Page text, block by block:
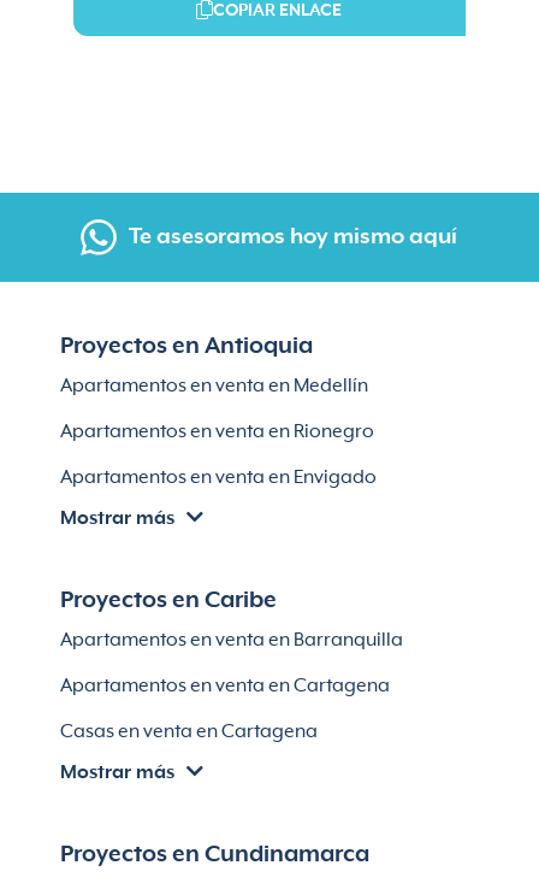
COPIAR ENLACE
Te asesoramos hoy mismo aquí
Proyectos en Antioquia
Apartamentos en venta en Medellín
Apartamentos en venta en Rionegro
Apartamentos en venta en Envigado
Apartamentos en venta en Itagüí
Apartamentos en venta en Bello
Mostrar más
Proyectos en Caribe
Apartamentos en venta en Barranquilla
Apartamentos en venta en Cartagena
Casas en venta en Cartagena
Villas en Cartagena
Apartamentos en venta en Soledad
Mostrar más
Proyectos en Cundinamarca